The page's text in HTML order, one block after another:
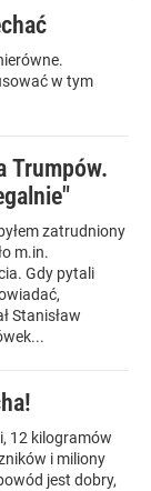
w tym
Trumpów.
zatrudniony
m.in.
Gdy pytali
Stanisław
12 kilogramów
i miliony
jest dobry,